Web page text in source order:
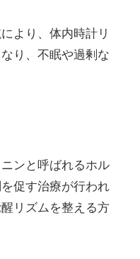
より、体内時計リ
り、不眠や過剰な
ンと呼ばれるホル
促す治療が行われ
リズムを整える方